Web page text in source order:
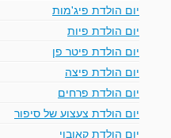
יום הולדת פיג'מות
יום הולדת פיות
יום הולדת פיטר פן
יום הולדת פיצה
יום הולדת פרחים
יום הולדת צעצוע של סיפור
יום הולדת קאובוי